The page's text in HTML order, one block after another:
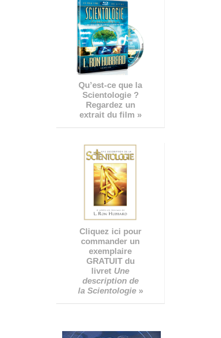
Qu’est-ce que la
Scientologie ?
Regardez un
extrait du film »
Cliquez ici pour
commander un
exemplaire
GRATUIT du
livret Une
description de
la Scientologie»